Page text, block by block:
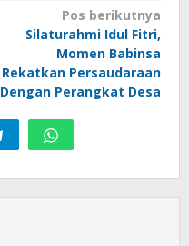
Pos berikutnya
Silaturahmi Idul Fitri,
Momen Babinsa
Rekatkan Persaudaraan
Dengan Perangkat Desa